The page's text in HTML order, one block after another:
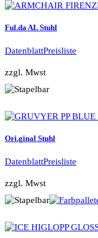
Ful.da AL Stuhl
DatenblattPreisliste
zzgl. Mwst
Ori.ginal Stuhl
DatenblattPreisliste
zzgl. Mwst